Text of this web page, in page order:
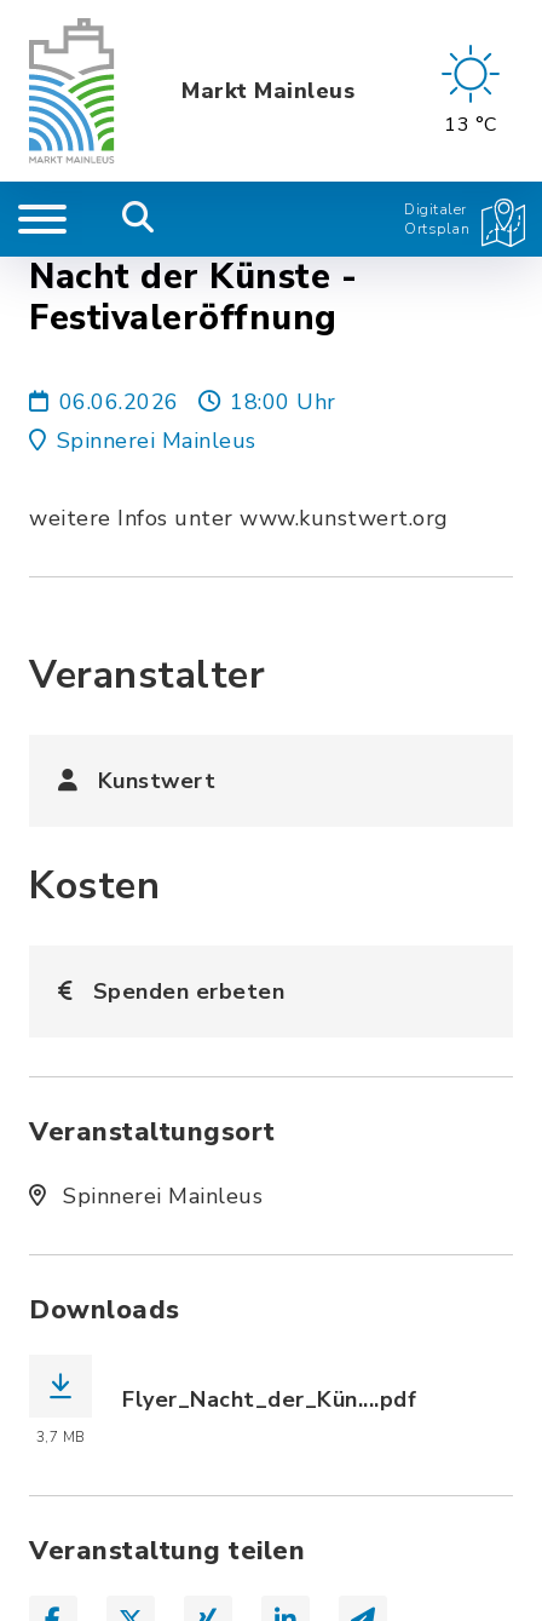
Markt Mainleus
13 °C
Digitaler
Ortsplan
Nacht der Künste -
Festivaleröffnung
06.06.2026
18:00 Uhr
Spinnerei Mainleus
weitere Infos unter www.kunstwert.org
Veranstalter
Kunstwert
Kosten
Spenden erbeten
Veranstaltungsort
Spinnerei Mainleus
Downloads
3,7 MB
Flyer_Nacht_der_Kün....pdf
Veranstaltung teilen